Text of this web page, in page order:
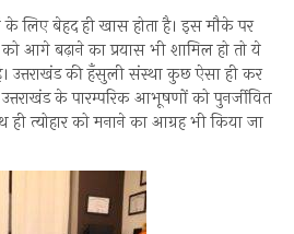
के लिए बेहद ही खास होता है। इस मौके पर
आगे बढ़ाने का प्रयास भी शामिल हो तो ये
उत्तराखंड की हँसुली संस्था कुछ ऐसा ही कर
के पारम्परिक आभूषणों को पुनर्जीवित
त्योहार को मनाने का आग्रह भी किया जा